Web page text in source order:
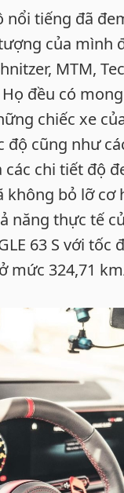
nổi tiếng đã
của mình
MTM,
đều có
chiếc xe
độ cũng như
chi tiết độ
không bỏ lỡ cơ
năng thực tế
63 S với tốc
mức 324,71